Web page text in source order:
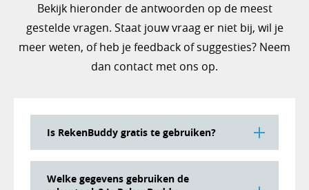
Bekijk hieronder de antwoorden op de meest
gestelde vragen. Staat jouw vraag er niet bij, wil je
meer weten, of heb je feedback of suggesties? Neem
dan contact met ons op.
Is RekenBuddy gratis te gebruiken?
Welke gegevens gebruiken de